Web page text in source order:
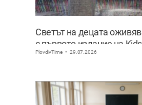
Светът на децата
с първото издание на
PlovdivTime 29.07.2026